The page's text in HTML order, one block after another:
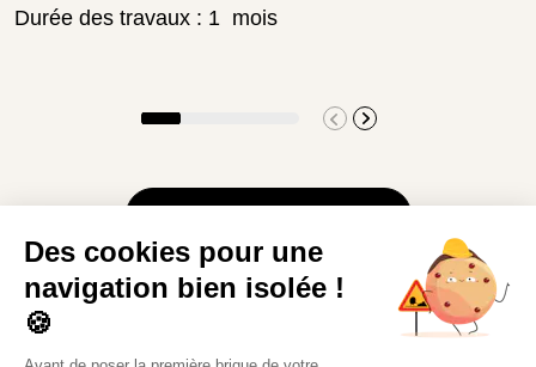
Durée des travaux : 1 mois
Découvrez